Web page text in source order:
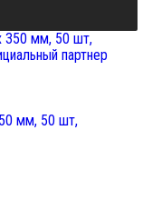
мм, 50 шт,